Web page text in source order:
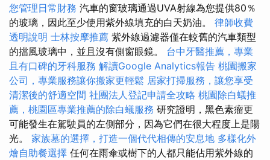
您管理日常財務 汽車的窗玻璃通過UVA射線為您提供80％
的玻璃，因此至少使用紫外線填充的白天奶油。 律師收費
透明說明 士林按摩推薦 紫外線過濾器僅在較舊的汽車類型
的擋風玻璃中，並且沒有側窗眼鏡。 台中牙醫推薦，專業
且有口碑的牙科服務 解讀Google Analytics報告 桃園搬家
公司，專業服務讓你搬家更輕鬆 居家打掃服務，讓您享受
清潔後的舒適空間 社團法人登記申請全攻略 桃園除白蟻推
薦，桃園區專業推薦的除白蟻服務 研究證明，黑色素瘤更
可能發生在駕駛員的左側部分，因為它們在很大程度上是陽
光。 家族墓的選擇，打造一個代代相傳的安息地 多樣化外
燴自助餐選擇 任何在雨傘或樹下的人都只能佔用紫外線的